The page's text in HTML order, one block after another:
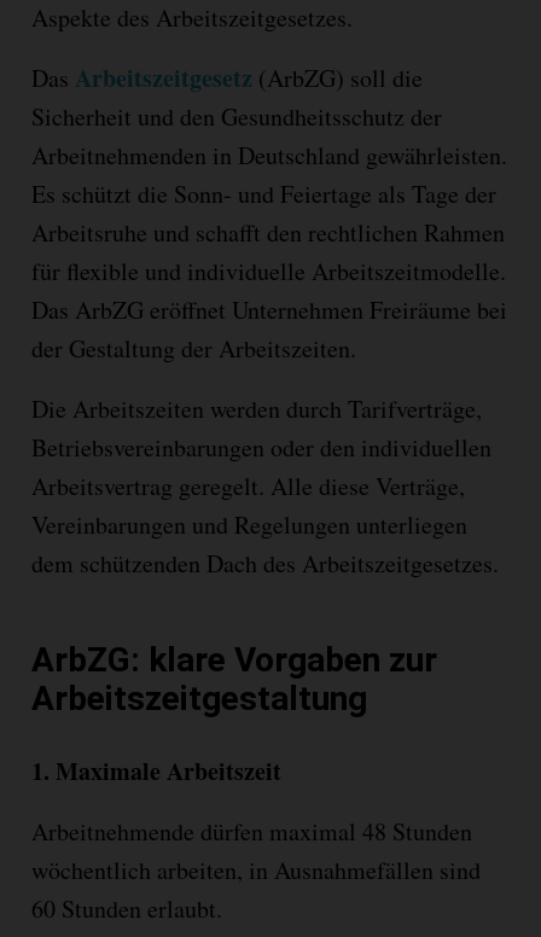
Aspekte des Arbeitszeitgesetzes.
Das Arbeitszeitgesetz (ArbZG) soll die
Sicherheit und den Gesundheitsschutz der
Arbeitnehmenden in Deutschland gewährleisten.
Es schützt die Sonn- und Feiertage als Tage der
Arbeitsruhe und schafft den rechtlichen Rahmen
für flexible und individuelle Arbeitszeitmodelle.
Das ArbZG eröffnet Unternehmen Freiräume bei
der Gestaltung der Arbeitszeiten.
Die Arbeitszeiten werden durch Tarifverträge,
Betriebsvereinbarungen oder den individuellen
Arbeitsvertrag geregelt. Alle diese Verträge,
Vereinbarungen und Regelungen unterliegen
dem schützenden Dach des Arbeitszeitgesetzes.
ArbZG: klare Vorgaben zur
Arbeitszeitgestaltung
1. Maximale Arbeitszeit
Arbeitnehmende dürfen maximal 48 Stunden
wöchentlich arbeiten, in Ausnahmefällen sind
60 Stunden erlaubt.